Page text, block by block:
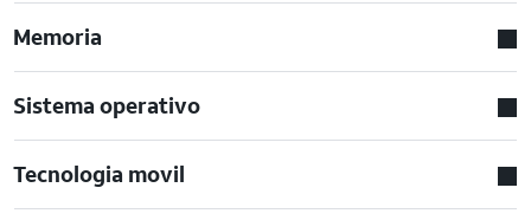
Memoria
Sistema operativo
Tecnologia movil